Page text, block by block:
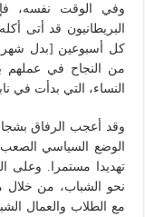
وفي الوقت نفسه،
البريطانيون قد أتى
كل أسبوعين [بدل شهر].
من النجاح في عملهم
النساء، التي بدأت في
وقد أعجب الرفاق
الوضع السياسي
تهديدا مستمرا. وعلى
نحو الشباب، من خلال
مع الطلاب والعمال